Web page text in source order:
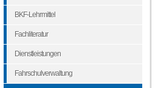
BKF-Lehrmittel
Fachliteratur
Dienstleistungen
Fahrschulverwaltung